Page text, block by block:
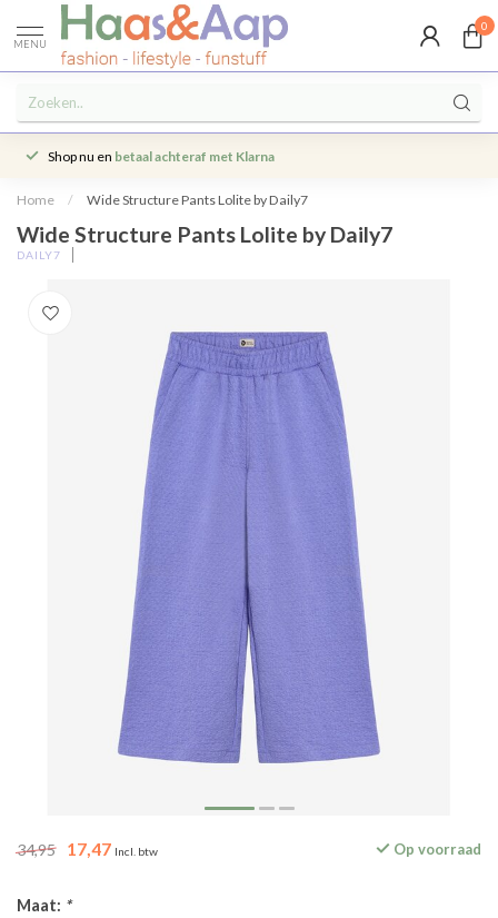
MENU
0
Shop nu en betaal achteraf met Klarna
Home / Wide Structure Pants Lolite by Daily7
Wide Structure Pants Lolite by Daily7
DAILY7
34,95 17,47 Incl. btw Op voorraad
Maat: *